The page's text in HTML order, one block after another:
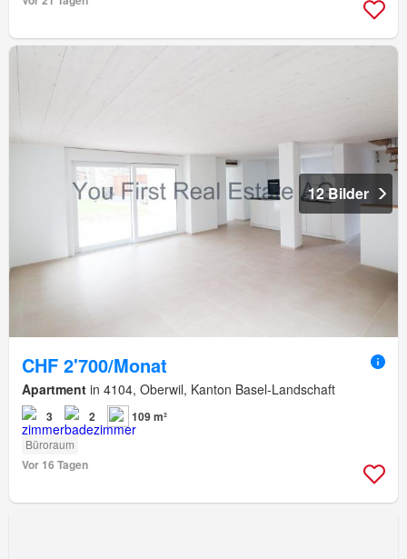
12 Bilder
CHF 2'700/Monat
Apartment in 4104, Oberwil, Kanton Basel-Landschaft
3 2 109 m²
Büroraum
Vor 16 Tagen